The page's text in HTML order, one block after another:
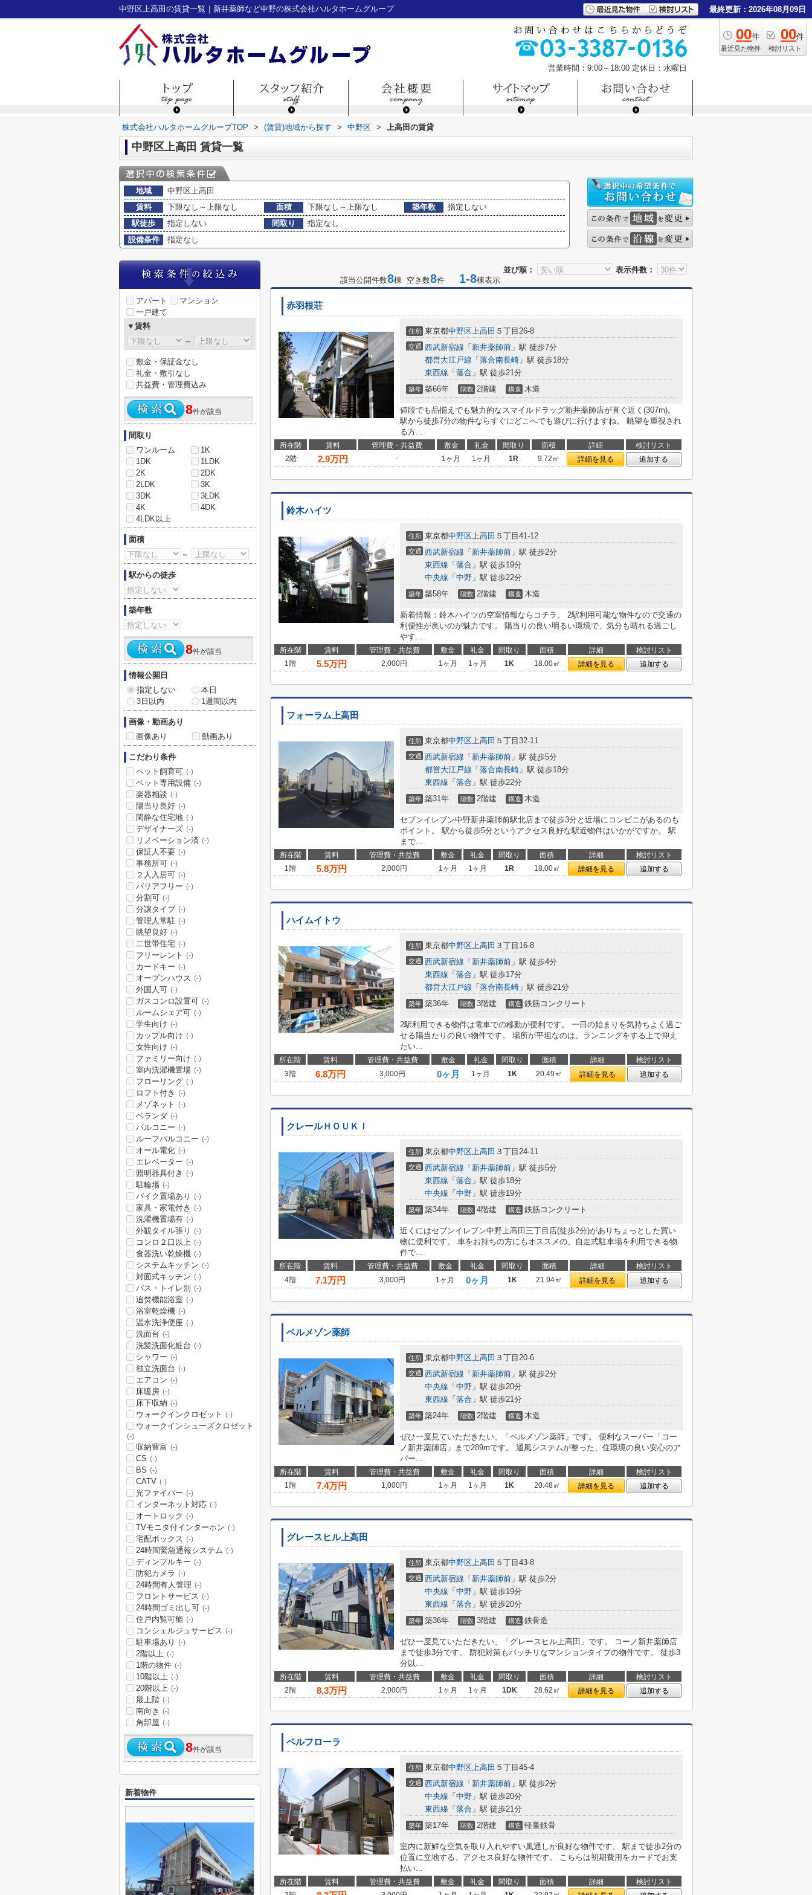
中野区上高田の賃貸一覧｜新井薬師など中野の株式会社ハルタホームグループ 最終更新：2026年08月09日
00件
最近見た物件
00件
検討リスト
営業時間：9:00～18:00 定休日：水曜日
株式会社ハルタホームグループTOP > (賃貸)地域から探す > 中野区 > 上高田の賃貸
中野区上高田 賃貸一覧
地域
中野区上高田
賃料
下限なし～上限なし 面積 下限なし～上限なし 築年数
指定しない
駅徒歩
指定しない 間取り
指定なし
設備条件
指定なし
並び順：
表示件数：
該当公開件数8棟 空き数8件 1-8棟表示
赤羽根荘
住所 東京都中野区上高田 ５丁目26-8
交通 西武新宿線 「 新井薬師前 」駅 徒歩7分
都営大江戸線 「 落合南長崎 」駅 徒歩18分
東西線 「 落合 」駅 徒歩21分
築年 築66年 階数 2階建 構造 木造
値段でも品揃えでも魅力的なスマイルドラッグ新井薬師店が直ぐ近く(307m)。
駅から徒歩7分の物件ならすぐにどこへでも遊びに行けますね。 眺望を重視され
る方...
所在階 賃料 管理費・共益費 敷金 礼金 間取り 面積 詳細
検討リスト
2階
2.9万円 - 1ヶ月 1ヶ月 1R 9.72㎡ 詳細を見る 追加する
鈴木ハイツ
住所 東京都中野区上高田 ５丁目41-12
交通 西武新宿線 「 新井薬師前 」駅 徒歩2分
東西線 「 落合 」駅 徒歩19分
中央線 「 中野 」駅 徒歩22分
築年 築58年 階数 2階建 構造 木造
新着情報：鈴木ハイツの空室情報ならコチラ。 2駅利用可能な物件なので交通の
利便性が良いのが魅力です。 陽当りの良い明るい環境で、気分も晴れる過ごし
やす...
所在階 賃料 管理費・共益費 敷金 礼金 間取り 面積 詳細
検討リスト
1階
5.5万円 2,000円 1ヶ月 1ヶ月 1K 18.00㎡ 詳細を見る 追加する
フォーラム上高田
住所 東京都中野区上高田 ５丁目32-11
交通 西武新宿線 「 新井薬師前 」駅 徒歩5分
都営大江戸線 「 落合南長崎 」駅 徒歩18分
東西線 「 落合 」駅 徒歩22分
築年 築31年 階数 2階建 構造 木造
セブンイレブン中野新井薬師前駅北店‎まで徒歩3分と近場にコンビニがあるのも
ポイント。 駅から徒歩5分というアクセス良好な駅近物件はいかがですか。 駅
まで...
所在階 賃料 管理費・共益費 敷金 礼金 間取り 面積 詳細
検討リスト
1階
5.8万円 2,000円 1ヶ月 1ヶ月 1R 18.00㎡ 詳細を見る 追加する
ハイムイトウ
住所 東京都中野区上高田 ３丁目16-8
交通 西武新宿線 「 新井薬師前 」駅 徒歩4分
東西線 「 落合 」駅 徒歩17分
都営大江戸線 「 落合南長崎 」駅 徒歩21分
築年 築36年 階数 3階建 構造 鉄筋コンクリート
2駅利用できる物件は電車での移動が便利です。 一日の始まりを気持ちよく過ご
せる陽当たりの良い物件です。 場所が平坦なのは、ランニングをする上で抑え
たい...
所在階 賃料 管理費・共益費 敷金 礼金 間取り 面積 詳細
検討リスト
3階
6.8万円 3,000円 0ヶ月 1ヶ月 1K 20.49㎡ 詳細を見る 追加する
クレールＨＯＵＫＩ
住所 東京都中野区上高田 ３丁目24-11
交通 西武新宿線 「 新井薬師前 」駅 徒歩5分
東西線 「 落合 」駅 徒歩18分
中央線 「 中野 」駅 徒歩19分
築年 築34年 階数 4階建 構造 鉄筋コンクリート
近くにはセブンイレブン中野上高田三丁目店(徒歩2分)がありちょっとした買い
物に便利です。 車をお持ちの方にもオススメの、自走式駐車場を利用できる物
件で...
所在階 賃料 管理費・共益費 敷金 礼金 間取り 面積 詳細
検討リスト
4階
7.1万円 3,000円 1ヶ月 0ヶ月 1K 21.94㎡ 詳細を見る 追加する
ベルメゾン薬師
住所 東京都中野区上高田 ３丁目20-6
交通 西武新宿線 「 新井薬師前 」駅 徒歩2分
中央線 「 中野 」駅 徒歩20分
東西線 「 落合 」駅 徒歩21分
築年 築24年 階数 2階建 構造 木造
ぜひ一度見ていただきたい、「ベルメゾン薬師」です。 便利なスーパー「コー
ノ新井薬師店」まで289mです。 通風システムが整った、住環境の良い安心のア
パー...
所在階 賃料 管理費・共益費 敷金 礼金 間取り 面積 詳細
検討リスト
1階
7.4万円 1,000円 1ヶ月 1ヶ月 1K 20.48㎡ 詳細を見る 追加する
グレースヒル上高田
住所 東京都中野区上高田 ５丁目43-8
交通 西武新宿線 「 新井薬師前 」駅 徒歩2分
中央線 「 中野 」駅 徒歩19分
東西線 「 落合 」駅 徒歩20分
築年 築36年 階数 3階建 構造 鉄骨造
ぜひ一度見ていただきたい、「グレースヒル上高田」です。 コーノ新井薬師店
まで徒歩3分です。 防犯対策もバッチリなマンションタイプの物件です。 徒歩3
分以...
所在階 賃料 管理費・共益費 敷金 礼金 間取り 面積 詳細
検討リスト
2階
8.3万円 2,000円 1ヶ月 1ヶ月 1DK 28.62㎡ 詳細を見る 追加する
ベルフローラ
住所 東京都中野区上高田 ５丁目45-4
交通 西武新宿線 「 新井薬師前 」駅 徒歩2分
中央線 「 中野 」駅 徒歩20分
東西線 「 落合 」駅 徒歩21分
築年 築17年 階数 2階建 構造 軽量鉄骨
室内に新鮮な空気を取り入れやすい風通しが良好な物件です。 駅まで徒歩2分の
位置に立地する、アクセス良好な物件です。 こちらは初期費用をカードでお支
払い...
所在階 賃料 管理費・共益費 敷金 礼金 間取り 面積 詳細
検討リスト
アパート
マンション
一戸建て
▼賃料
～
敷金・保証金なし
礼金・敷引なし
共益費・管理費込み
8件が該当
間取り
ワンルーム
1K
1DK
1LDK
2K
2DK
2LDK
3K
3DK
3LDK
4K
4DK
4LDK以上
面積
～
駅からの徒歩
築年数
8件が該当
情報公開日
指定しない
本日
3日以内
1週間以内
画像・動画あり
画像あり
動画あり
こだわり条件
ペット飼育可 (-)
ペット専用設備 (-)
楽器相談 (-)
陽当り良好 (-)
閑静な住宅地 (-)
デザイナーズ (-)
リノベーション済 (-)
保証人不要 (-)
事務所可 (-)
２人入居可 (-)
バリアフリー (-)
分割可 (-)
分譲タイプ (-)
管理人常駐 (-)
眺望良好 (-)
二世帯住宅 (-)
フリーレント (-)
カードキー (-)
オープンハウス (-)
外国人可 (-)
ガスコンロ設置可 (-)
ルームシェア可 (-)
学生向け (-)
カップル向け (-)
女性向け (-)
ファミリー向け (-)
室内洗濯機置場 (-)
フローリング (-)
ロフト付き (-)
メゾネット (-)
ベランダ (-)
バルコニー (-)
ルーフバルコニー (-)
オール電化 (-)
エレベーター (-)
照明器具付き (-)
駐輪場 (-)
バイク置場あり (-)
家具・家電付き (-)
洗濯機置場有 (-)
外観タイル張り (-)
コンロ２口以上 (-)
食器洗い乾燥機 (-)
システムキッチン (-)
対面式キッチン (-)
バス・トイレ別 (-)
追焚機能浴室 (-)
浴室乾燥機 (-)
温水洗浄便座 (-)
洗面台 (-)
洗髪洗面化粧台 (-)
シャワー (-)
独立洗面台 (-)
エアコン (-)
床暖房 (-)
床下収納 (-)
ウォークインクロゼット (-)
ウォークインシューズクロゼット
(-)
収納豊富 (-)
CS (-)
BS (-)
CATV (-)
光ファイバー (-)
インターネット対応 (-)
オートロック (-)
TVモニタ付インターホン (-)
宅配ボックス (-)
24時間緊急通報システム (-)
ディンプルキー (-)
防犯カメラ (-)
24時間有人管理 (-)
フロントサービス (-)
24時間ゴミ出し可 (-)
住戸内覧可能 (-)
コンシェルジュサービス (-)
駐車場あり (-)
2階以上 (-)
1階の物件 (-)
10階以上 (-)
20階以上 (-)
最上階 (-)
南向き (-)
角部屋 (-)
8件が該当
新着物件